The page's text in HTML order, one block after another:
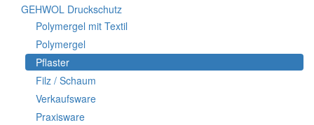
GEHWOL Druckschutz
Polymergel mit Textil
Polymergel
Pflaster
Filz / Schaum
Verkaufsware
Praxisware